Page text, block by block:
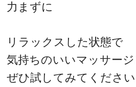
力まずに
リラックスした状態で
気持ちのいいマッサー
ぜひ試してみてください